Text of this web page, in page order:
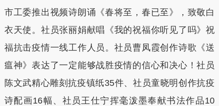
市工委推出视频诗朗诵《春将至，春已至》，致敬白
衣天使。社员张丽娟献唱《我的祝福你听见了吗》祝
福抗击疫情一线工作人员。社员曹凤霞创作诗歌《送
瘟神》表达了一定能够战胜疫情的信心和决心！社员
陈文武精心雕刻抗疫镇纸35件、社员童晓明创作抗疫
诗配画16幅、社员王仕宁挥毫泼墨奉献书法作品10